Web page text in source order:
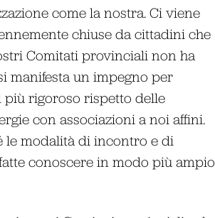
come la nostra. Ci viene
chiuse da cittadini che
Comitati provinciali non ha
manifesta un impegno per
più rigoroso rispetto delle
con associazioni a noi affini.
le modalità di incontro e di
conoscere in modo più ampio